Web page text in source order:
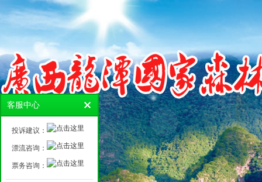
客服中心
投诉建议：
漂流咨询：
票务咨询：